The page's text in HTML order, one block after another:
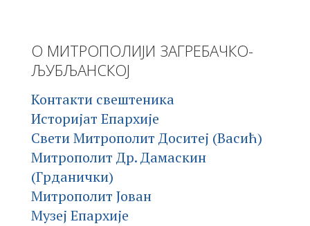
О МИТРОПОЛИЈИ ЗАГРЕБАЧКО-
ЉУБЉАНСКОЈ
Контакти свештеника
Историјат Епархије
Свети Митрополит Доситеј (Васић)
Митрополит Др. Дамаскин
(Грданички)
Митрополит Јован
Музеј Епархије